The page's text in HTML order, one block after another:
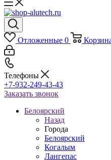
Отложенные 0
Телефоны
+7-932-249-43-43
Заказать звонок
Белоярский
Назад
Города
Белоярский
Когалым
Лангепас